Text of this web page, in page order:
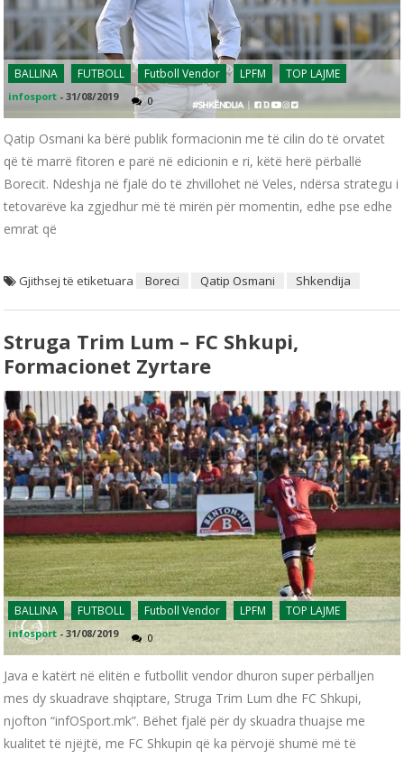
BALLINA FUTBOLL Futboll Vendor LPFM TOP LAJME
infosport -31/08/2019 0
Qatip Osmani ka bërë publik formacionin me të cilin do të orvatet
që të marrë fitoren e parë në edicionin e ri, këtë herë përballë
Borecit. Ndeshja në fjalë do të zhvillohet në Veles, ndërsa strategu i
tetovarëve ka zgjedhur më të mirën për momentin, edhe pse edhe
emrat që
Gjithsej të etiketuara Boreci Qatip Osmani Shkendija
Struga Trim Lum – FC Shkupi,
Formacionet Zyrtare
BALLINA FUTBOLL Futboll Vendor LPFM TOP LAJME
infosport -31/08/2019 0
Java e katërt në elitën e futbollit vendor dhuron super përballjen
mes dy skuadrave shqiptare, Struga Trim Lum dhe FC Shkupi,
njofton “infOSport.mk”. Bëhet fjalë për dy skuadra thuajse me
kualitet të njëjtë, me FC Shkupin që ka përvojë shumë më të